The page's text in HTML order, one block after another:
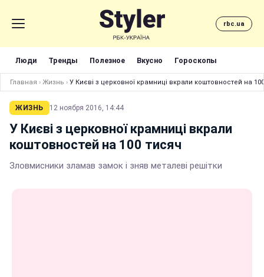
rbc.ua
Люди Тренды Полезное Вкусно Гороскопы
Главная › Жизнь › У Києві з церковної крамниці вкрали коштовностей на
ЖИЗНЬ 12 ноября 2016, 14:44
У Києві з церковної крамниці вкрали
коштовностей на 100 тисяч
Зловмисники зламав замок і зняв металеві решітки